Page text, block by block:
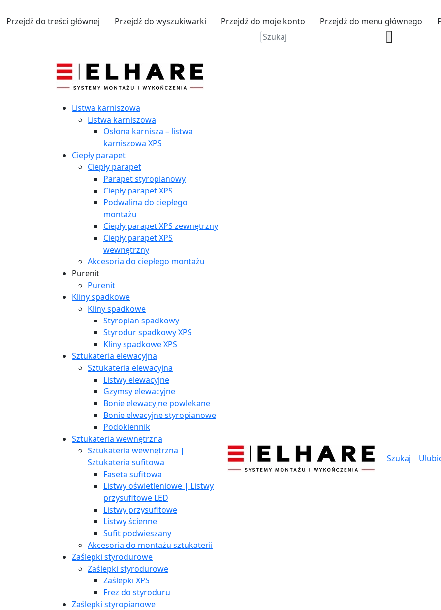
Przejdź do treści głównej Przejdź do wyszukiwarki Przejdź do moje konto Przejdź do menu głównego
Listwa karniszowa
Listwa karniszowa
Osłona karnisza – listwa
karniszowa XPS
Ciepły parapet
Ciepły parapet
Parapet styropianowy
Ciepły parapet XPS
Podwalina do ciepłego
montażu
Ciepły parapet XPS zewnętrzny
Ciepły parapet XPS
wewnętrzny
Akcesoria do ciepłego montażu
Purenit
Purenit
Kliny spadkowe
Kliny spadkowe
Styropian spadkowy
Styrodur spadkowy XPS
Kliny spadkowe XPS
Sztukateria elewacyjna
Sztukateria elewacyjna
Listwy elewacyjne
Gzymsy elewacyjne
Bonie elewacyjne powlekane
Bonie elwacyjne styropianowe
Podokiennik
Sztukateria wewnętrzna
Sztukateria wewnętrzna |
Sztukateria sufitowa
Faseta sufitowa
Listwy oświetleniowe | Listwy
przysufitowe LED
Listwy przysufitowe
Listwy ścienne
Sufit podwieszany
Akcesoria do montażu sztukaterii
Zaślepki styrodurowe
Zaślepki styrodurowe
Zaślepki XPS
Frez do styroduru
Zaślepki styropianowe
Szukaj